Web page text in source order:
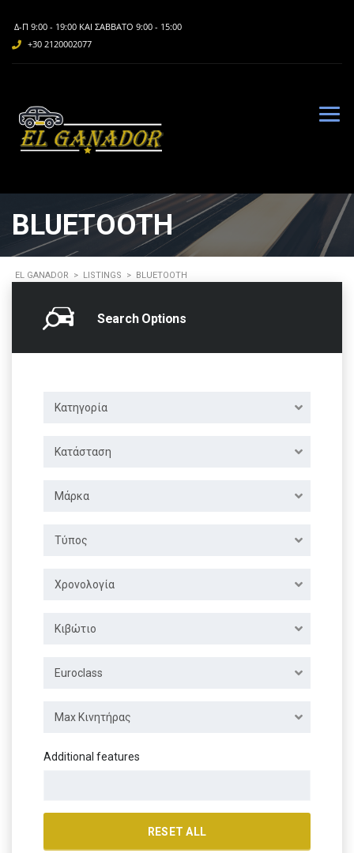
Δ-Π 9:00 - 19:00 ΚΑΙ ΣΆΒΒΑΤΟ 9:00 - 15:00
+30 2120002077
BLUETOOTH
EL GANADOR > LISTINGS > BLUETOOTH
Search Options
Κατηγορία
Κατάσταση
Μάρκα
Τύπος
Χρονολογία
Κιβώτιο
Euroclass
Max Κινητήρας
Additional features
RESET ALL